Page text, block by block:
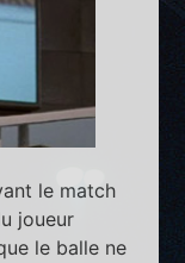
le match
joueur
le balle ne